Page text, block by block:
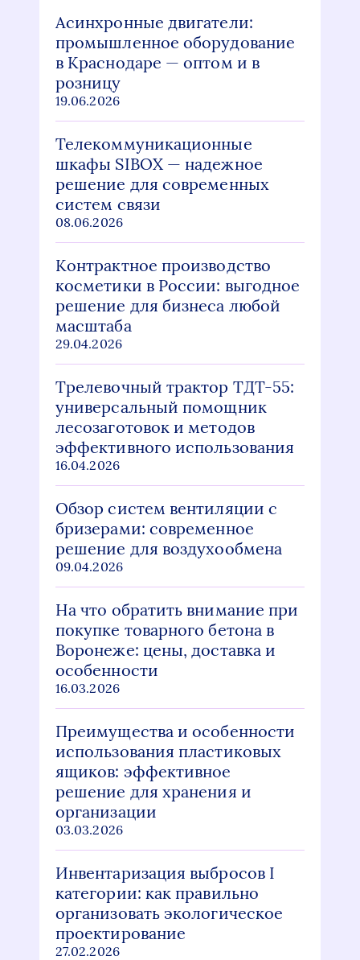
Асинхронные двигатели:
промышленное оборудование
в Краснодаре — оптом и в
розницу
19.06.2026
Телекоммуникационные
шкафы SIBOX — надежное
решение для современных
систем связи
08.06.2026
Контрактное производство
косметики в России: выгодное
решение для бизнеса любой
масштаба
29.04.2026
Трелевочный трактор ТДТ-55:
универсальный помощник
лесозаготовок и методов
эффективного использования
16.04.2026
Обзор систем вентиляции с
бризерами: современное
решение для воздухообмена
09.04.2026
На что обратить внимание при
покупке товарного бетона в
Воронеже: цены, доставка и
особенности
16.03.2026
Преимущества и особенности
использования пластиковых
ящиков: эффективное
решение для хранения и
организации
03.03.2026
Инвентаризация выбросов I
категории: как правильно
организовать экологическое
проектирование
27.02.2026